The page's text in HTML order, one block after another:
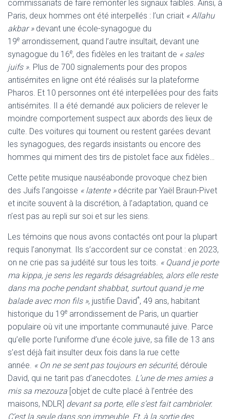
commissariats de faire remonter les signaux faibles. Ainsi, à
Paris, deux hommes ont été interpellés : l’un criait « Allahu
akbar »devant une école-synagogue du
19e arrondissement, quand l’autre insultait, devant une
synagogue du 16e, des fidèles en les traitant de « sales
juifs ». Plus de 700 signalements pour des propos
antisémites en ligne ont été réalisés sur la plateforme
Pharos. Et 10 personnes ont été interpellées pour des faits
antisémites. Il a été demandé aux policiers de relever le
moindre comportement suspect aux abords des lieux de
culte. Des voitures qui tournent ou restent garées devant
les synagogues, des regards insistants ou encore des
hommes qui miment des tirs de pistolet face aux fidèles…
Cette petite musique nauséabonde provoque chez bien
des Juifs l’angoisse « latente »décrite par Yaël Braun-Pivet
et incite souvent à la discrétion, à l’adaptation, quand ce
n’est pas au repli sur soi et sur les siens.
Les témoins que nous avons contactés ont pour la plupart
requis l’anonymat. Ils s’accordent sur ce constat : en 2023,
on ne crie pas sa judéité sur tous les toits. « Quand je porte
ma kippa, je sens les regards désagréables, alors elle reste
dans ma poche pendant shabbat, surtout quand je me
balade avec mon fils », justifie David*, 49 ans, habitant
historique du 19e arrondissement de Paris, un quartier
populaire où vit une importante communauté juive. Parce
qu’elle porte l’uniforme d’une école juive, sa fille de 13 ans
s’est déjà fait insulter deux fois dans la rue cette
année. « On ne se sent pas toujours en sécurité, déroule
David, qui ne tarit pas d’anecdotes. L’une de mes amies a
mis sa mezouza [objet de culte placé à l’entrée des
maisons, NDLR] devant sa porte, elle s’est fait cambrioler.
C’est la seule dans son immeuble. Et, à la sortie des